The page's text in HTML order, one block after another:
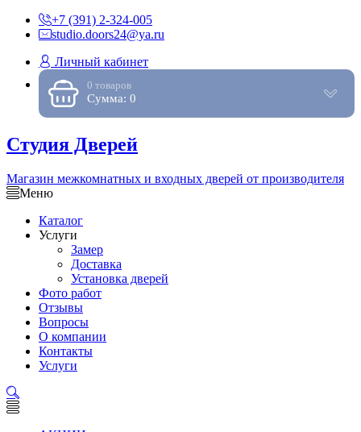
+7 (391) 2-324-005
studio.doors24@ya.ru
Личный кабинет
0 товаров
Сумма: 0
Студия Дверей
Магазин межкомнатных и входных дверей от производителя
Меню
Каталог
Услуги
Замер
Доставка
Установка дверей
Фото работ
Отзывы
Вопросы
О компании
Контакты
Услуги